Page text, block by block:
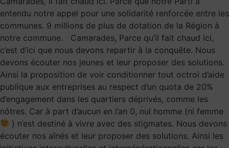
entendu notre appel pour une solidarité renforcée entre les
communes. 9 millions de plus de dotation de la Région à
notre commune. Camarades, Parce qu’il fait chaud ici,
c’est d’ici que nous devons repartir à la conquête. Nous
devons écouter nos jeunes et leur proposer des solutions.
Ainsi la proposition de voir conditionner tout octroi d’aide
publique aux entreprises au respect d’un quota de 20%
d’engagement dans les quartiers déprivés, comme les
nôtres. Car à part d’aucun en l’an 0, nul homme (ni femme
) n’est destiné à vivre avec des stigmates. Nous devons
écouter nos aînés et leur proposer des solutions. Ainsi les